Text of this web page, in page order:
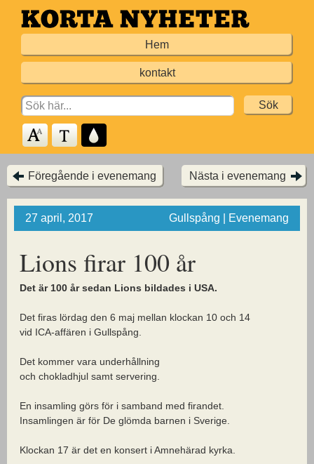
Hoppa
till
Hem
kontakt
Search
for:
Föregående i evenemang Nästa i evenemang
27 april, 2017 Gullspång | Evenemang
Lions firar 100 år
Det är 100 år sedan Lions bildades i USA.
Det firas lördag den 6 maj mellan klockan 10 och 14
vid ICA-affären i Gullspång.
Det kommer vara underhållning
och chokladhjul samt servering.
En insamling görs för i samband med firandet.
Insamlingen är för De glömda barnen i Sverige.
Klockan 17 är det en konsert i Amnehärad kyrka.